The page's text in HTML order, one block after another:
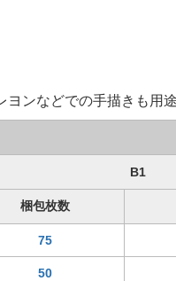
ヨンなどでの手描きも用
B1
梱包枚数
75
50